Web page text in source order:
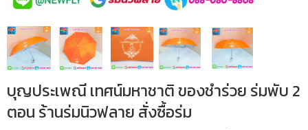
บุญประเพณี เทศน์มหาชาติ ของชำร่วย ร่มพับ 2
ตอน ร้านร่มนิวฟลาย สั่งซื้อร่ม